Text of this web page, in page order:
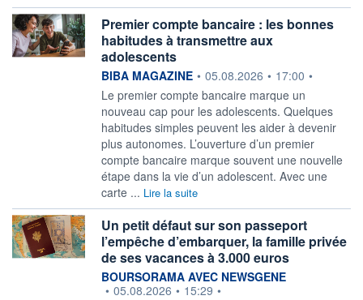
Premier compte bancaire : les bonnes
habitudes à transmettre aux
adolescents
information fournie par
BIBA MAGAZINE • 05.08.2026 • 17:00 •
Le premier compte bancaire marque un
nouveau cap pour les adolescents. Quelques
habitudes simples peuvent les aider à devenir
plus autonomes. L’ouverture d’un premier
compte bancaire marque souvent une nouvelle
étape dans la vie d’un adolescent. Avec une
carte ... Lire la suite
Un petit défaut sur son passeport
l’empêche d’embarquer, la famille privée
de ses vacances à 3.000 euros
information fournie par
BOURSORAMA AVEC NEWSGENE
• 05.08.2026 • 15:29 •